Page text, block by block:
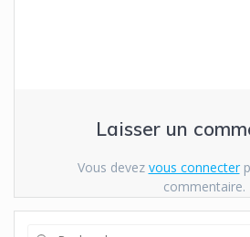
Laisser un
Vous devez vous connecter
commentaire.